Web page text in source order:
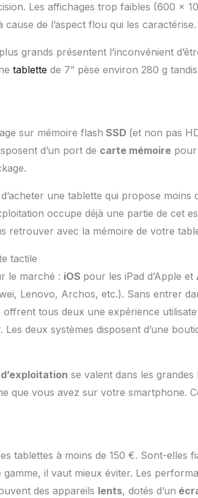
Les affichages trop faibles (600 x
de l’aspect flou qui les caractérise.
grands présentent l’inconvénient
tablette de 7” pèse environ 280 g
sur mémoire flash SSD (et non pas
d’un port de carte mémoirepour
une tablette qui propose moins
occupe déjà une partie de cet
retrouver avec la mémoire de votre
tactile
le marché : iOS pour les iPad d’Apple et
Lenovo, Archos, etc.). Sans entrer
tous deux une expérience
Les deux systèmes disposent d’une
se valent dans les grandes
que vous avez sur votre smartphone.
tablettes à moins de 150 €. Sont-elles
gamme, il vaut mieux éviter. Les
des appareils lents, dotés d’un